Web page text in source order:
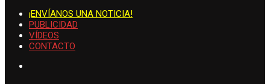
¡ENVÍANOS UNA NOTICIA!
PUBLICIDAD
VÍDEOS
CONTACTO